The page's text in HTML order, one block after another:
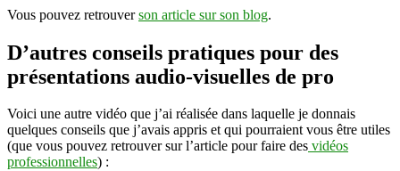
Vous pouvez retrouverson article sur son blog.
D’autres conseils pratiques pour des
présentations audio-visuelles de pro
Voici une autre vidéo que j’ai réalisée dans laquelle je donnais
quelques conseils que j’avais appris et qui pourraient vous être utiles
(que vous pouvez retrouver sur l’article pour faire des vidéos
professionnelles) :